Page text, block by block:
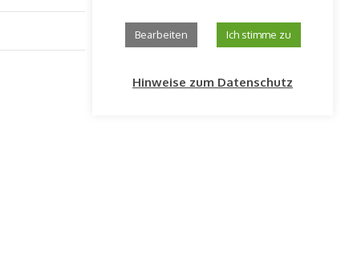
Bearbeiten Ich stimme zu
Hinweise zum Datenschutz